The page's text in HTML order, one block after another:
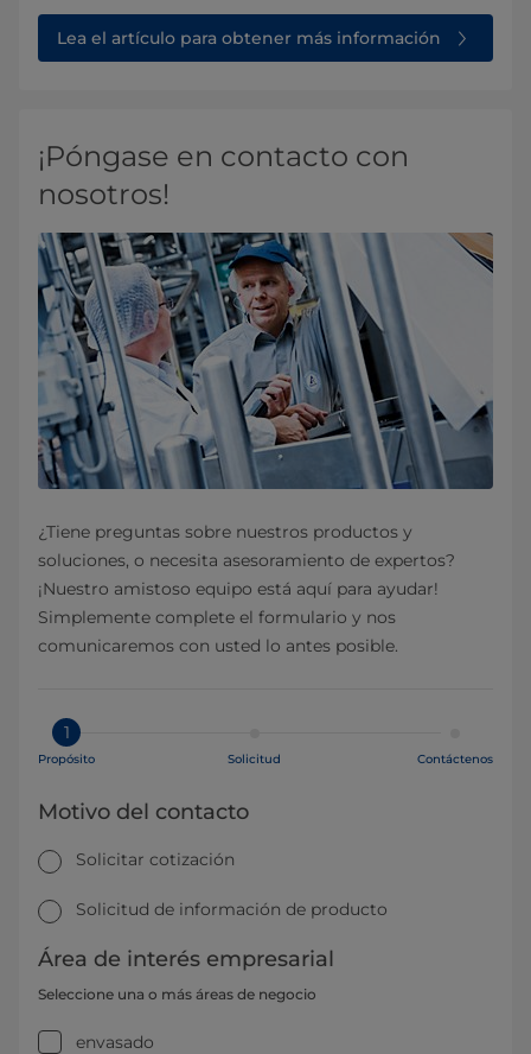
Lea el artículo para obtener más información
¡Póngase en contacto con
nosotros!
¿Tiene preguntas sobre nuestros productos y
soluciones, o necesita asesoramiento de expertos?
¡Nuestro amistoso equipo está aquí para ayudar!
Simplemente complete el formulario y nos
comunicaremos con usted lo antes posible.
1
Propósito Solicitud Contáctenos
Motivo del contacto
Solicitar cotización
Solicitud de información de producto
Área de interés empresarial
Seleccione una o más áreas de negocio
envasado